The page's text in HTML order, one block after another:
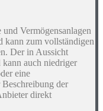
Vermögensanlagen
kann zum vollständigen
Der in Aussicht
kann auch niedriger
eine
der
direkt